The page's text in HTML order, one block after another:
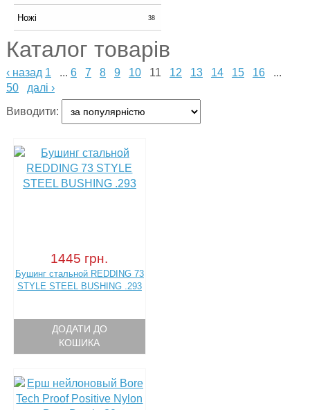
Ножі 38
Каталог товарів
‹ назад 1 ... 6 7 8 9 10 11 12 13 14 15 16
...
50
далі ›
Виводити:
1445 грн.
Бушинг стальной REDDING 73
STYLE STEEL BUSHING .293
ДОДАТИ ДО
КОШИКА